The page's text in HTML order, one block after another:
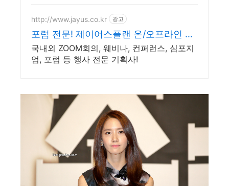
http://www.jayus.co.kr 광고
포럼 전문! 제이어스플랜 온/오프라인 행
사기획 대행!
국내외 ZOOM회의, 웨비나, 컨퍼런스, 심포지
엄, 포럼 등 행사 전문 기획사!